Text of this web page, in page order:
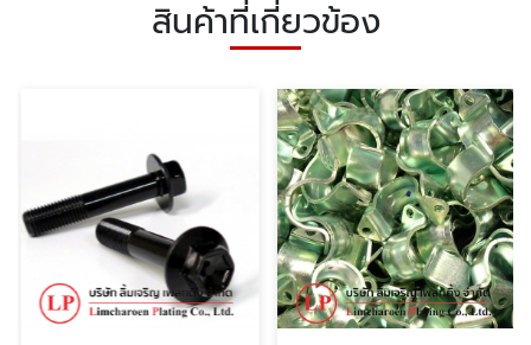
สินค้าที่เกี่ยวข้อง